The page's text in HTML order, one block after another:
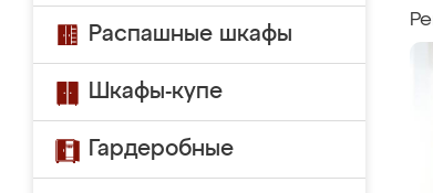
Распашные шкафы
Шкафы-купе
Гардеробные